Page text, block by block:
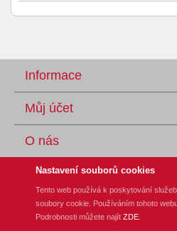
Informace
Můj účet
O nás
REM-Technik s.r.o., Klíny
Nastavení souborů cookies
Tento web používá k poskytování
soubory cookie. Používáním tohoto
Podrobnosti můžete najít ZDE